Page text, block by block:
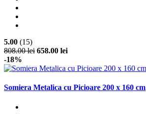
5.00 (15)
808.00 lei 658.00 lei
-18%
Somiera Metalica cu Picioare 200 x 160 cm